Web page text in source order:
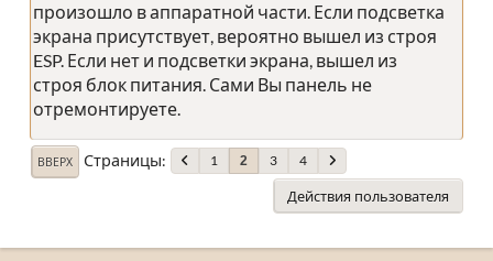
произошло в аппаратной части. Если подсветка
экрана присутствует, вероятно вышел из строя
ESP. Если нет и подсветки экрана, вышел из
строя блок питания. Сами Вы панель не
отремонтируете.
ВВЕРХ Страницы 1 2 3 4
Действия пользователя